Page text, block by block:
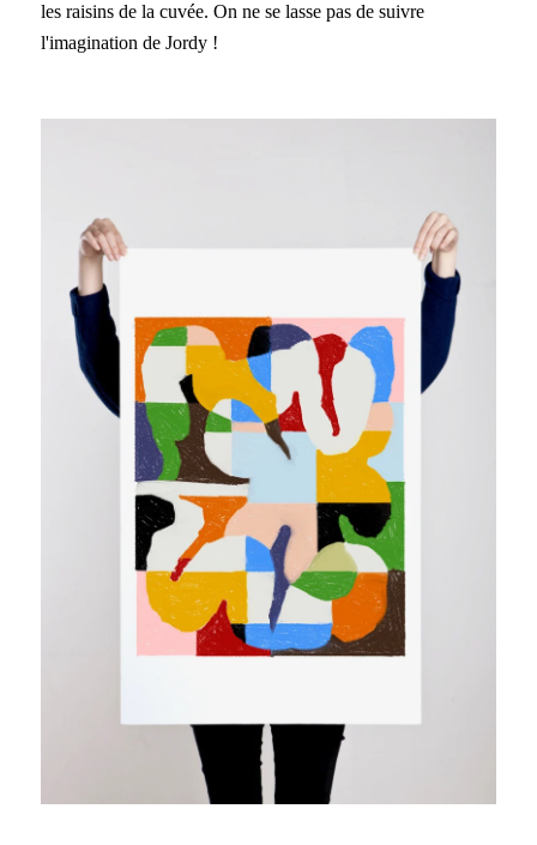
les raisins de la cuvée. On ne se lasse pas de suivre
l'imagination de Jordy !